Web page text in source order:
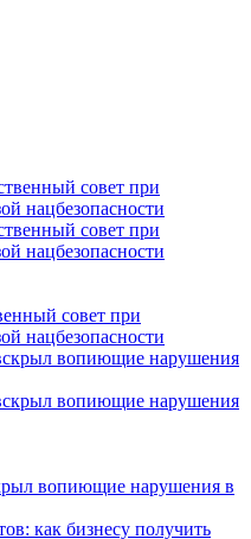
совет при
нацбезопасности
вопиющие нарушения в